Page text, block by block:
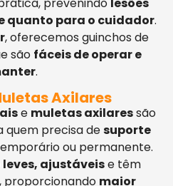
quanto para o cuidador.
, oferecemos guinchos de
são fáceis de operar e
.
Axilares
e muletas axilaressão
quem precisa desuporte
ou permanente.
leves, ajustáveise têm
proporcionando maior